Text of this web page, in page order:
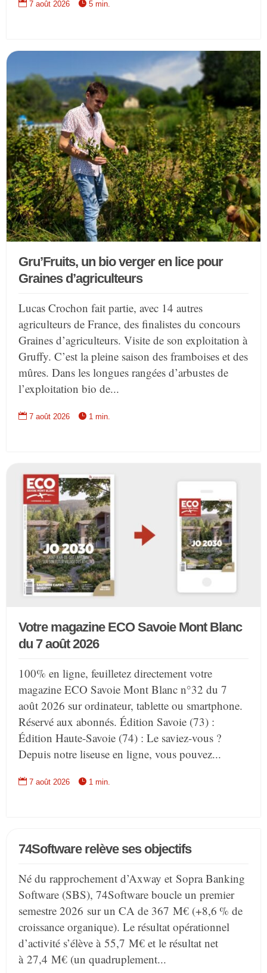
 7 août 2026  5 min.
Gru’Fruits, un bio verger en lice pour
Graines d’agriculteurs
Lucas Crochon fait partie, avec 14 autres
agriculteurs de France, des finalistes du concours
Graines d’agriculteurs. Visite de son exploitation à
Gruffy. C’est la pleine saison des framboises et des
mûres. Dans les longues rangées d’arbustes de
l’exploitation bio de...
 7 août 2026  1 min.
Votre magazine ECO Savoie Mont Blanc
du 7 août 2026
100% en ligne, feuilletez directement votre
magazine ECO Savoie Mont Blanc n°32 du 7
août 2026 sur ordinateur, tablette ou smartphone.
Réservé aux abonnés. Édition Savoie (73) :
Édition Haute-Savoie (74) : Le saviez-vous ?
Depuis notre liseuse en ligne, vous pouvez...
 7 août 2026  1 min.
74Software relève ses objectifs
Né du rapprochement d’Axway et Sopra Banking
Software (SBS), 74Software boucle un premier
semestre 2026 sur un CA de 367 M€ (+8,6 % de
croissance organique). Le résultat opérationnel
d’activité s’élève à 55,7 M€ et le résultat net
à 27,4 M€ (un quadruplement...